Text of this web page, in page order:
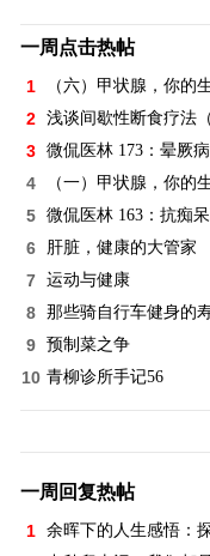
一周点击热帖
1 （六）甲状腺，你的
2 浅谈间歇性断食疗法（
3 微侃医林 173：晕厥
4 （一）甲状腺，你的
5 微侃医林 163：抗痴
6 肝脏，健康的大管家
7 运动与健康
8 那些骑自行车健身的
9 预制菜之争
10 青柳诊所手记56
一周回复热帖
1 余晖下的人生感悟：